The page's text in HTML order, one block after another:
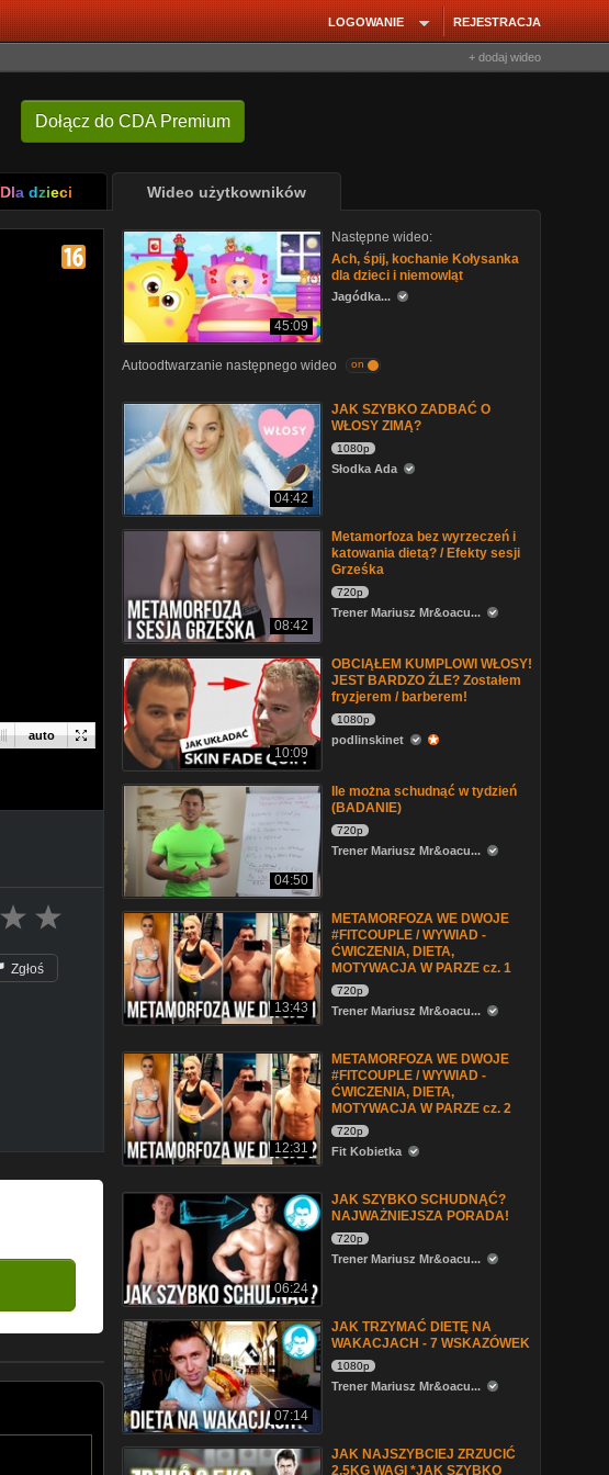
REJESTRACJA
LOGOWANIE
+ dodaj wideo
Dołącz do CDA Premium
Dla dzieci Wideo użytkowników
auto
Zgłoś
45:09
Następne wideo:
Ach, śpij, kochanie Kołysanka
dla dzieci i niemowląt
Jagódka...
Autoodtwarzanie następnego wideo on
04:42
JAK SZYBKO ZADBAĆ O
WŁOSY ZIMĄ?
1080p
Słodka Ada
08:42
Metamorfoza bez wyrzeczeń i
katowania dietą? / Efekty sesji
Grześka
720p
Trener Mariusz Mr&oacu...
10:09
OBCIĄŁEM KUMPLOWI WŁOSY!
JEST BARDZO ŹLE? Zostałem
fryzjerem / barberem!
1080p
podlinskinet
04:50
Ile można schudnąć w tydzień
(BADANIE)
720p
Trener Mariusz Mr&oacu...
13:43
METAMORFOZA WE DWOJE
#FITCOUPLE / WYWIAD -
ĆWICZENIA, DIETA,
MOTYWACJA W PARZE cz. 1
720p
Trener Mariusz Mr&oacu...
12:31
METAMORFOZA WE DWOJE
#FITCOUPLE / WYWIAD -
ĆWICZENIA, DIETA,
MOTYWACJA W PARZE cz. 2
720p
Fit Kobietka
06:24
JAK SZYBKO SCHUDNĄĆ?
NAJWAŻNIEJSZA PORADA!
720p
Trener Mariusz Mr&oacu...
07:14
JAK TRZYMAĆ DIETĘ NA
WAKACJACH - 7 WSKAZÓWEK
1080p
Trener Mariusz Mr&oacu...
JAK NAJSZYBCIEJ ZRZUCIĆ
2,5KG WAGI *JAK SZYBKO